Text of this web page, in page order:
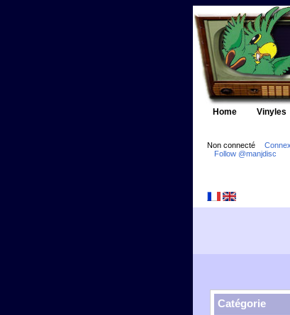
Home Vinyles
Non connecté
Follow @manjdisc
Catégorie